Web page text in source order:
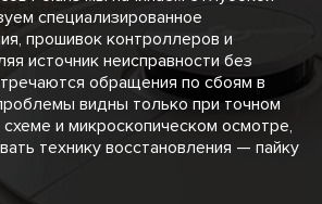
специализированное
прошивок контроллеров и
источник неисправности без
обращения по сбоям в
видны только при точном
и микроскопическом осмотре,
технику восстановления — пайку